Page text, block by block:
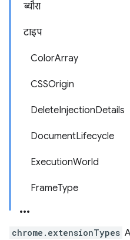
ब्यौरा
टाइप
ColorArray
CSSOrigin
DeleteInjectionDetails
DocumentLifecycle
ExecutionWorld
FrameType
chrome.extensionTypes